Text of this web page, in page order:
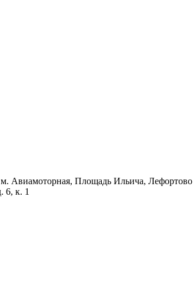
Авиамоторная, Площадь Ильича, Лефортово
6, к. 1